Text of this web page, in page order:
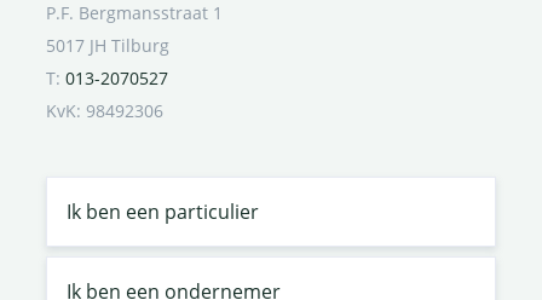
P.F. Bergmansstraat 1
5017 JH Tilburg
T: 013-2070527
KvK: 98492306
Ik ben een particulier
Ik ben een ondernemer